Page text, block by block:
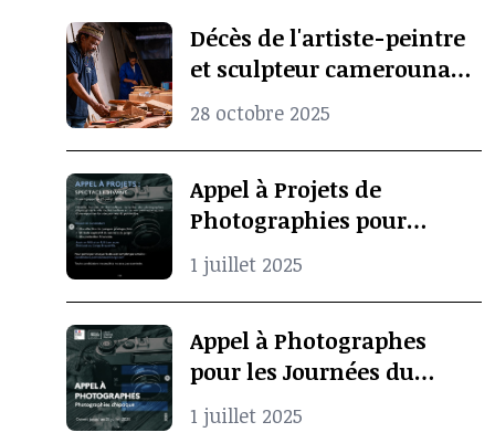
Décès de l'artiste-peintre
et sculpteur camerounais
Koko Komegne, le père de
l’art contemporain
camerounais
28 octobre 2025
Appel à Projets de
Photographies pour
Spectacle Vivant
1 juillet 2025
Appel à Photographes
pour les Journées du
Patrimoine à Pointe-
Noire
1 juillet 2025